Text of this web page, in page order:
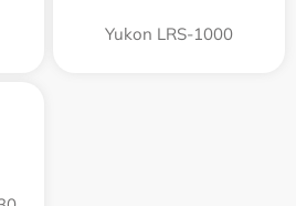
Yukon LRS-1000